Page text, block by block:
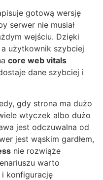
gotową wersję
serwer nie musiał
wejściu. Dzięki
użytkownik szybciej
core web vitals
dane szybciej i
gdy strona ma dużo
wtyczek albo dużo
jest odczuwalna od
jest wąskim gardłem,
nie rozwiąże
warto
konfigurację